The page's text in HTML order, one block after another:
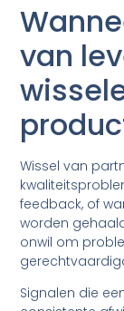
van
Wissel van
feedback, of
worden
onwil om
Signalen die